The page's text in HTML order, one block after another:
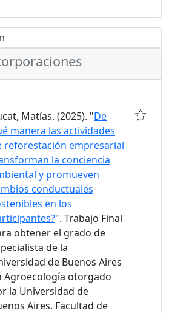
Matías. (2025). "De
manera las actividades
reforestación empresarial
la conciencia
y promueven
conductuales
en los
". Trabajo Final
obtener el grado de
de la
de Buenos Aires
Agroecología otorgado
la Universidad de
Aires. Facultad de